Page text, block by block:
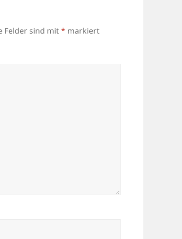
Felder sind mit* markiert